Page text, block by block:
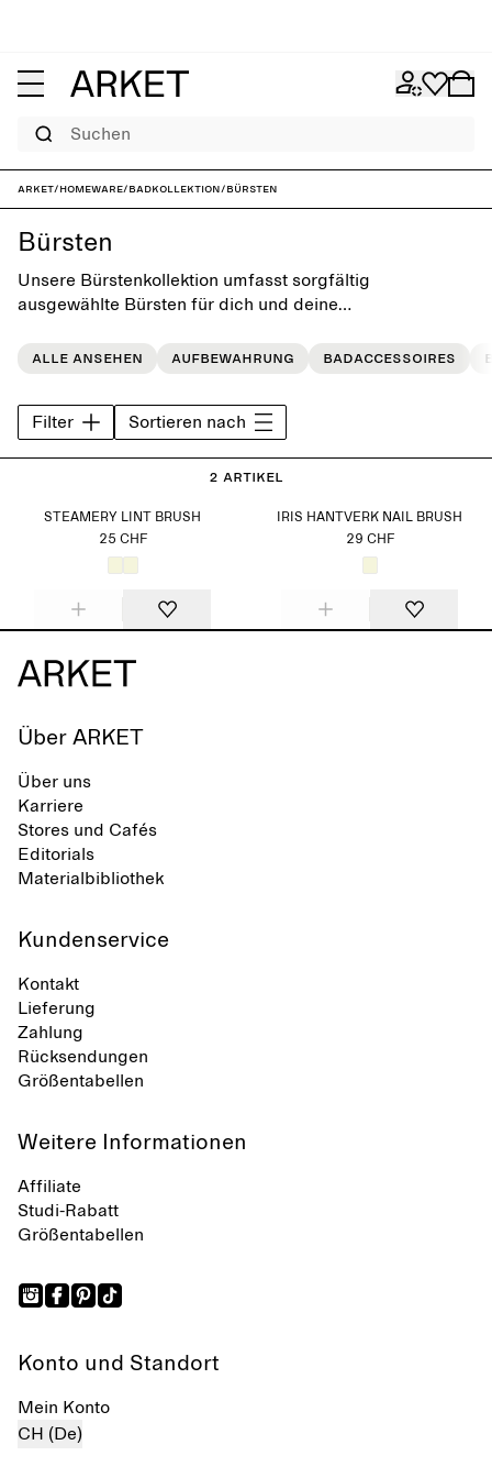
Suchen
ARKET/Homeware/Badkollektion/Bürsten
Bürsten
Unsere Bürstenkollektion umfasst sorgfältig
ausgewählte Bürsten für dich und deine
Alle ansehen
Aufbewahrung Badaccessoires
Filter Sortieren nach
2 Artikel
STEAMERY LINT BRUSH
25 CHF
IRIS HANTVERK NAIL BRUSH
29 CHF
Über ARKET
Über uns
Karriere
Stores und Cafés
Editorials
Materialbibliothek
Kundenservice
Kontakt
Lieferung
Zahlung
Rücksendungen
Größentabellen
Weitere Informationen
Affiliate
Studi-Rabatt
Größentabellen
Konto und Standort
Mein Konto
CH (De)